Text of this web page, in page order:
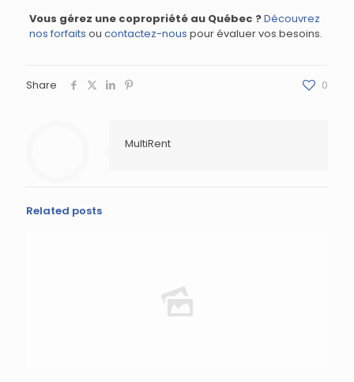
Vous gérez une copropriété au Québec ?Découvrez
nos forfaits ou contactez-nous pour évaluer vos besoins.
Share 0
MultiRent
Related posts